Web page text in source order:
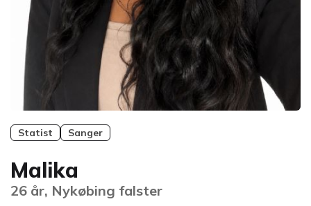
Statist Sanger
Malika
26 år, Nykøbing falster